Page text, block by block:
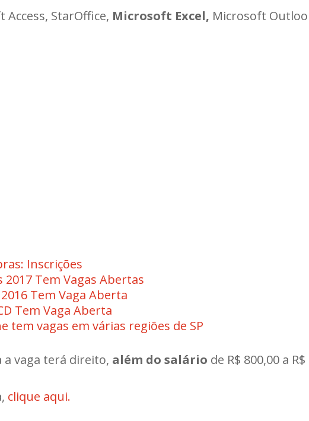
StarOffice, Microsoft Excel, Microsoft
Inscrições
Tem Vagas Abertas
Tem Vaga Aberta
Tem Vaga Aberta
tem vagas em várias regiões de SP
a vaga terá direito, além do salário de R$ 800,00 a
clique aqui.